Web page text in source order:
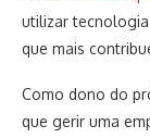
utilizar
que mais
Como dono do
que gerir uma